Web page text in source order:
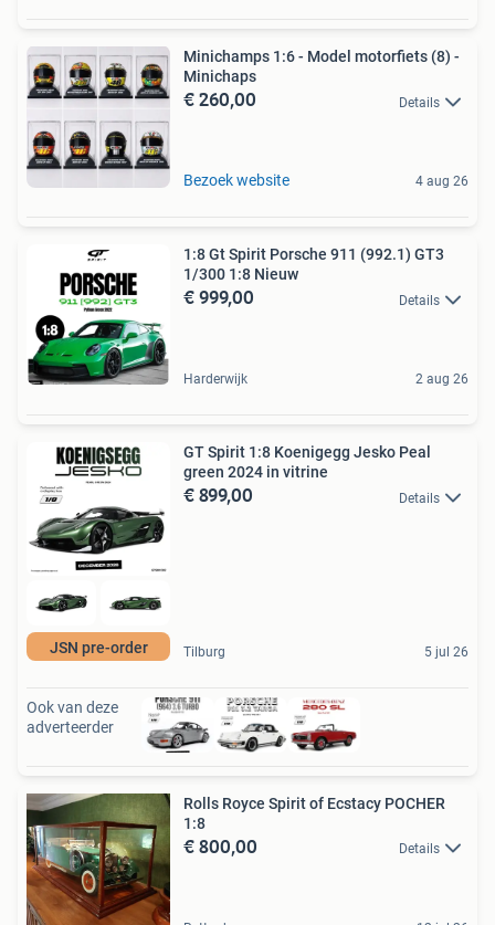
Minichamps 1:6 - Model motorfiets (8) -
Minichaps
€ 260,00 Details
Bezoek website 4 aug 26
1:8 Gt Spirit Porsche 911 (992.1) GT3
1/300 1:8 Nieuw
€ 999,00 Details
Harderwijk 2 aug 26
JSN pre-order
GT Spirit 1:8 Koenigegg Jesko Peal
green 2024 in vitrine
€ 899,00 Details
Tilburg 5 jul 26
Ook van deze
adverteerder
Rolls Royce Spirit of Ecstacy POCHER
1:8
€ 800,00 Details